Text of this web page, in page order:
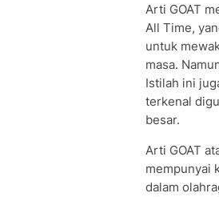
Arti GOAT
All Time,
untuk
masa.
Istilah ini
terkenal
besar.
Arti GOAT
mempunyai
dalam